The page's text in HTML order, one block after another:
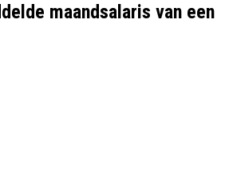
maandsalaris van een